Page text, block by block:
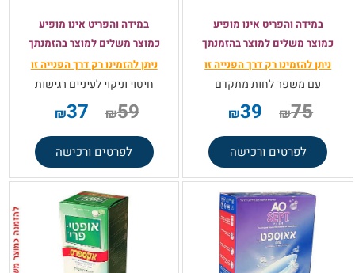
במידה והפריט אינו מופיע
כמוצר משלים למוצר בהזמנתך
ניתן להזמינו רק דרך הפנייה זו
עם משפר לחות מתקדם
₪75
₪39
לפרטים ורכישה
במידה והפריט אינו מופיע
כמוצר משלים למוצר בהזמנתך
ניתן להזמינו רק דרך הפנייה זו
חיטוי וניקוי לעיניים רגישות
₪59
₪37
לפרטים ורכישה